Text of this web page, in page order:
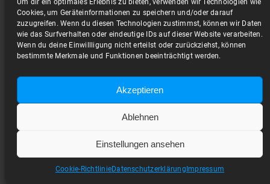
Um dir ein optimales Erlebnis zu bieten, verwenden wir Technologien wie
Cookies, um Geräteinformationen zu speichern und/oder darauf
zuzugreifen. Wenn du diesen Technologien zustimmst, können wir Daten
wie das Surfverhalten oder eindeutige IDs auf dieser Website verarbeiten.
Wenn du deine Einwillligung nicht erteilst oder zurückziehst, können
bestimmte Merkmale und Funktionen beeinträchtigt werden.
Akzeptieren
Ablehnen
Einstellungen ansehen
Cookie-RichtlinieDatenschutzerklärung Impressum